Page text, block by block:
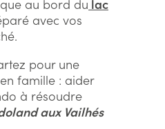
au bord du lac
avec vos
pour une
famille : aider
à résoudre
aux Vailhés